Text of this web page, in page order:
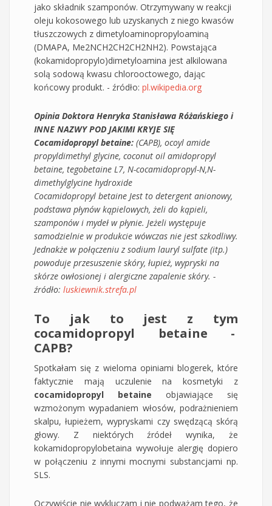
jako składnik szamponów. Otrzymywany w reakcji
oleju kokosowego lub uzyskanych z niego kwasów
tłuszczowych z dimetyloaminopropyloaminą
(DMAPA, Me2NCH2CH2CH2NH2). Powstająca
(kokamidopropylo)dimetyloamina jest alkilowana
solą sodową kwasu chlorooctowego, dając
końcowy produkt. - źródło: pl.wikipedia.org
Opinia Doktora Henryka Stanisława Różańskiego i
INNE NAZWY POD JAKIMI KRYJE SIĘ
Cocamidopropyl betaine: (CAPB), ocoyl amide
propyldimethyl glycine, coconut oil amidopropyl
betaine, tegobetaine L7, N-cocamidopropyl-N,N-
dimethylglycine hydroxide
Cocamidopropyl betaine Jest to detergent anionowy,
podstawa płynów kąpielowych, żeli do kąpieli,
szamponów i mydeł w płynie. Jeżeli występuje
samodzielnie w produkcie wówczas nie jest szkodliwy.
Jednakże w połączeniu z sodium lauryl sulfate (itp.)
powoduje przesuszenie skóry, łupież, wypryski na
skórze owłosionej i alergiczne zapalenie skóry. -
źródło: luskiewnik.strefa.pl
To jak to jest z tym
cocamidopropyl betaine -
CAPB?
Spotkałam się z wieloma opiniami blogerek, które
faktycznie mają uczulenie na kosmetyki z
cocamidopropyl betaine objawiające się
wzmożonym wypadaniem włosów, podrażnieniem
skalpu, łupieżem, wypryskami czy swędzącą skórą
głowy. Z niektórych źródeł wynika, że
kokamidopropylobetaina wywołuje alergię dopiero
w połączeniu z innymi mocnymi substancjami np.
SLS.
Oczywiście nie wykluczam i nie podważam tego, że